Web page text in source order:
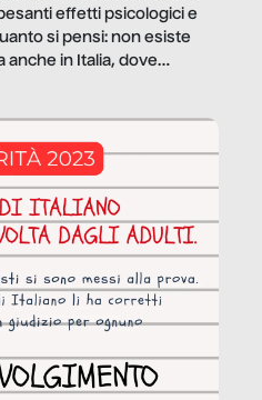
effetti psicologici e
si pensi: non esiste
anche in Italia, dove